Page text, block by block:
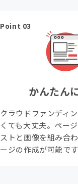
Point 03
かんたん
クラウドファンディ
くても大丈夫。ペー
ストと画像を組み合
ージの作成が可能です